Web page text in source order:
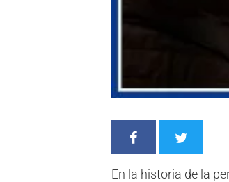
En la historia de la